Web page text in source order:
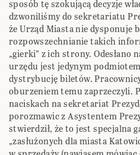
sposób tę szokującą decyzje
dzwoniliśmy do sekretariatu
że Urząd Miasta nie dysponuje
rozpowszechnianie takich
„gierki” z ich strony. Odesłano
urzędu jest jedynym
dystrybucję biletów.
oburzeniem temu zaprzeczyli.
naciskach na sekretariat
porozmawic z Asystentem
stwierdził, że to jest specjalna
„zasłużonych dla miasta